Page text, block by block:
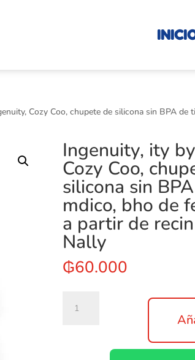
Cozy Coo, chupete de silicona sin BPA de
Ingenuity, ity
Cozy Coo,
silicona sin
mdico, bho de
a partir de
Nally
₲60.000